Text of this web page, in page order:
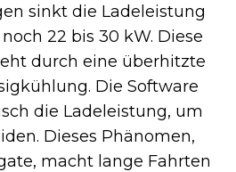
sinkt die Ladeleistung
22 bis 30 kW. Diese
durch eine überhitzte
Die Software
die Ladeleistung, um
Dieses Phänomen,
macht lange Fahrten